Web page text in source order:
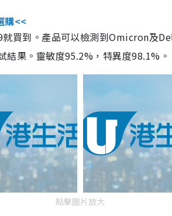
購<<
買到。產品可以檢測到Omicron及
結果。靈敏度95.2%，特異度98.1%。
點擊圖片放大